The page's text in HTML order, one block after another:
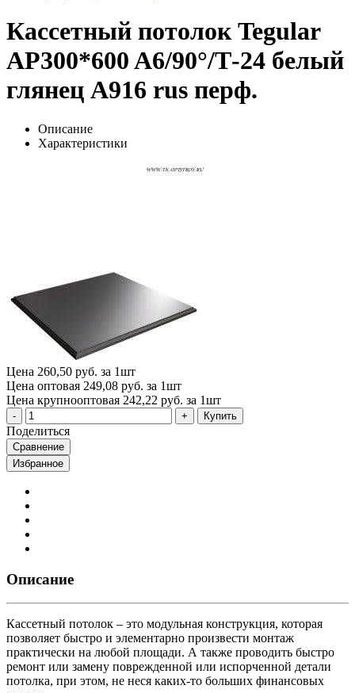
Кассетный потолок Tegular
AP300*600 A6/90°/Т-24 белый
глянец A916 rus перф.
Описание
Характеристики
Цена 260,50 руб. за 1шт
Цена оптовая 249,08 руб. за 1шт
Цена крупнооптовая 242,22 руб. за 1шт
Купить
Поделиться
Сравнение
Избранное
Описание
Кассетный потолок – это модульная конструкция, которая
позволяет быстро и элементарно произвести монтаж
практически на любой площади. А также проводить быстро
ремонт или замену поврежденной или испорченной детали
потолка, при этом, не неся каких-то больших финансовых